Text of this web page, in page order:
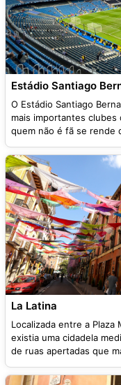
Estádio Santiago
O Estádio Santiago
mais importantes
quem não é fã se rende
La Latina
Localizada entre a
existia uma cidadela
de ruas apertadas que